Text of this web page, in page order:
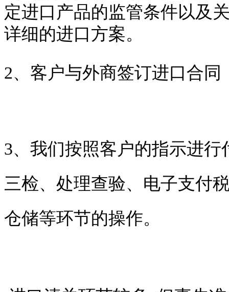
定进口产品的监管条件以及
详细的进口方案。
2、客户与外商签订进口合
3、我们按照客户的指示进
三检、处理查验、电子支付
仓储等环节的操作。